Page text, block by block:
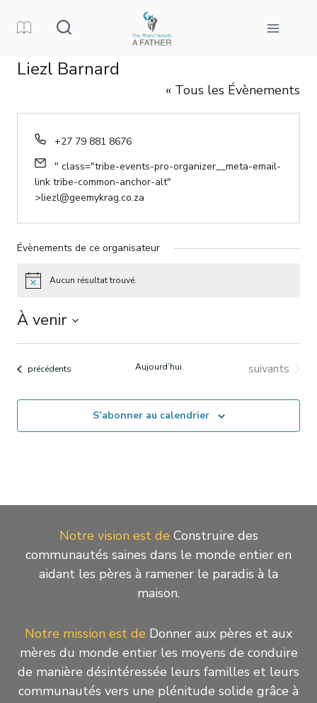
Liezl Barnard
« Tous les Évènements
Téléphone
+27 79 881 8676
E-
mail
" class="tribe-events-pro-organizer__meta-email-
link tribe-common-anchor-alt"
>liezl@geemykrag.co.za
Évènements de ce organisateur
Avis Aucun résultat trouvé.
À venir
Sélectionnez
date.
Évènements
précédents Aujourd’hui Évènements
suivants
S’abonner au calendrier
Notre vision est de Construire des
communautés saines dans le monde entier en
aidant les pères à ramener le paradis à la
maison.
Notre mission est de Donner aux pères et aux
mères du monde entier les moyens de conduire
de manière désintéressée leurs familles et leurs
communautés vers une plénitude solide grâce à